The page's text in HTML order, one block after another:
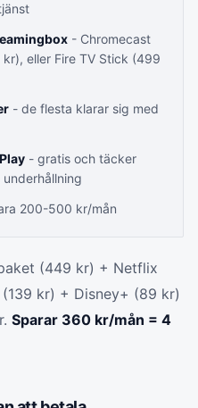
- Chromecast
eller Fire TV Stick (499
- de flesta klarar sig med
- gratis och täcker
200-500 kr/mån
(449 kr) + Netflix
kr) + Disney+ (89 kr)
Sparar 360 kr/mån = 4